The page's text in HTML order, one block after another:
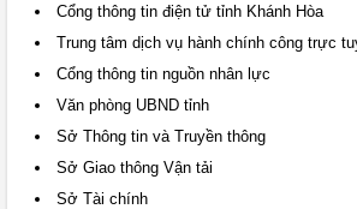
Cổng thông tin điện tử tỉnh Khánh Hòa
Trung tâm dịch vụ hành chính công trực
Cổng thông tin nguồn nhân lực
Văn phòng UBND tỉnh
Sở Thông tin và Truyền thông
Sở Giao thông Vận tải
Sở Tài chính